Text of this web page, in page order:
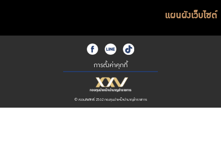
แผนผังเว็บไซต์
การตั้งค่าคุกกี้
© สงวนลิขสิทธิ์ 2562 กองทุนบำเหน็จบำนาญข้าราชการ